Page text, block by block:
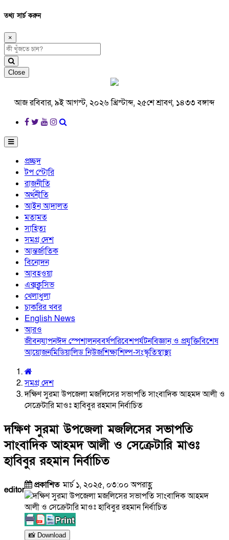
তথ্য সার্চ করুন
×
Close
আজ রবিবার, ৯ই আগস্ট, ২০২৬ খ্রিস্টাব্দ, ২৫শে শ্রাবণ, ১৪৩৩ বঙ্গাব্দ
প্রচ্ছদ
টপ স্টোরি
রাজনীতি
অর্থনীতি
আইন আদালত
মতামত
সাহিত্য
সমগ্র দেশ
আন্তর্জাতিক
বিনোদন
আবহওয়া
এক্সক্লুসিভ
খেলাধুলা
চাকরির খবর
English News
আরও
জীবনযাপনঈদ স্পেশালনববর্ষপরিবেশপর্যটনবিজ্ঞান ও প্রযুক্তিবিশেষ
আয়োজনমিডিয়ালিড নিউজশিক্ষাশিল্প-সংস্কৃতিস্বাস্থ্য
সমগ্র দেশ
দক্ষিণ সুরমা উপজেলা মজলিসের সভাপতি সাংবাদিক আহমদ আলী ও
সেক্রেটারি মাওঃ হাবিবুর রহমান নির্বাচিত
দক্ষিণ সুরমা উপজেলা মজলিসের সভাপতি
সাংবাদিক আহমদ আলী ও সেক্রেটারি মাওঃ
হাবিবুর রহমান নির্বাচিত
editor প্রকাশিতমার্চ ১, ২০২৫, ০৩:০০ অপরাহ্ণ
📸 Download